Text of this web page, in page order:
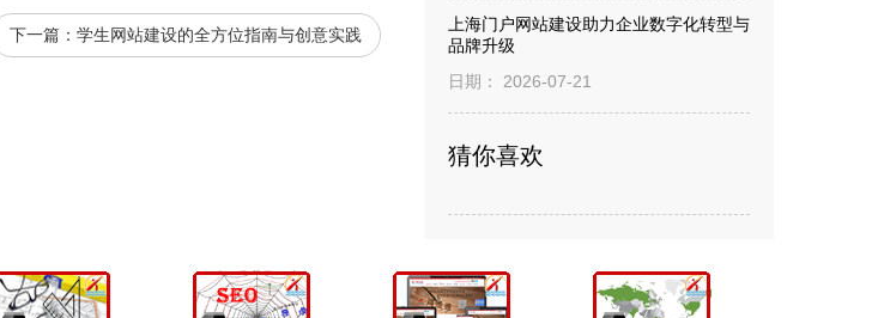
下一篇：学生网站建设的全方位指南与创意实践
上海门户网站建设助力企业数字化转型与
品牌升级
日期： 2026-07-21
猜你喜欢